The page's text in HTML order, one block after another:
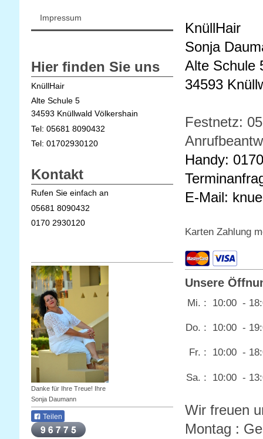
KnüllHair
Sonja
Alte Schule
34593
Festnetz:
Handy:
E-Mail:
Karten Zahlung
Unsere
Mi. : 10:00 -
Do. : 10:00 -
Fr. : 10:00 -
Sa. : 10:00 -
Wir freuen
Montag :
Impressum
Hier finden Sie uns
KnüllHair
Alte Schule 5
34593 Knüllwald Völkershain
Tel: 05681 8090432
Tel: 01702930120
Kontakt
Rufen Sie einfach an
05681 8090432
0170 2930120
Danke für Ihre Treue! Ihre
Sonja Daumann
Teilen